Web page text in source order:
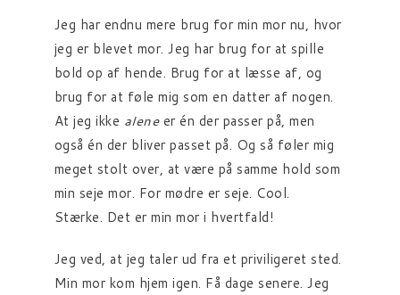
Jeg har endnu mere brug for min mor nu, hvor
jeg er blevet mor. Jeg har brug for at spille
bold op af hende. Brug for at læsse af, og
brug for at føle mig som en datter af nogen.
At jeg ikke aleneer én der passer på, men
også én der bliver passet på. Og så føler mig
meget stolt over, at være på samme hold som
min seje mor. For mødre er seje. Cool.
Stærke. Det er min mor i hvertfald!
Jeg ved, at jeg taler ud fra et priviligeret sted.
Min mor kom hjem igen. Få dage senere. Jeg